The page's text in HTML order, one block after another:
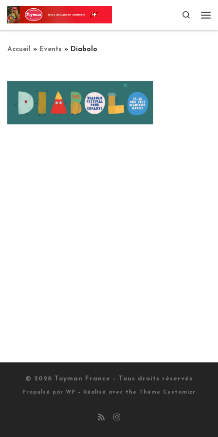
Passer au contenu
Search
Accueil » Events » Diabolo
© 2026 Toyman France – Tous droits réservés
Propulsé par WP – Réalisé avec the Thème Customizr